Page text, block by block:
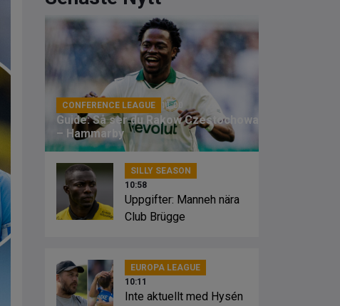
CONFERENCE LEAGUE 11:00
Guide: Så ser du Rakow Czestochowa
– Hammarby
SILLY SEASON
10:58
Uppgifter: Manneh nära
Club Brügge
EUROPA LEAGUE
10:11
Inte aktuellt med Hysén